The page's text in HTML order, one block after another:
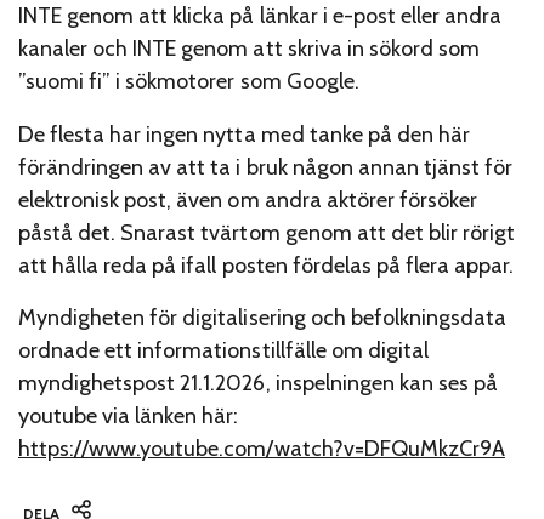
INTE genom att klicka på länkar i e-post eller andra
kanaler och INTE genom att skriva in sökord som
”suomi fi” i sökmotorer som Google.
De flesta har ingen nytta med tanke på den här
förändringen av att ta i bruk någon annan tjänst för
elektronisk post, även om andra aktörer försöker
påstå det. Snarast tvärtom genom att det blir rörigt
att hålla reda på ifall posten fördelas på flera appar.
Myndigheten för digitalisering och befolkningsdata
ordnade ett informationstillfälle om digital
myndighetspost 21.1.2026, inspelningen kan ses på
youtube via länken här:
https://www.youtube.com/watch?v=DFQuMkzCr9A
DELA